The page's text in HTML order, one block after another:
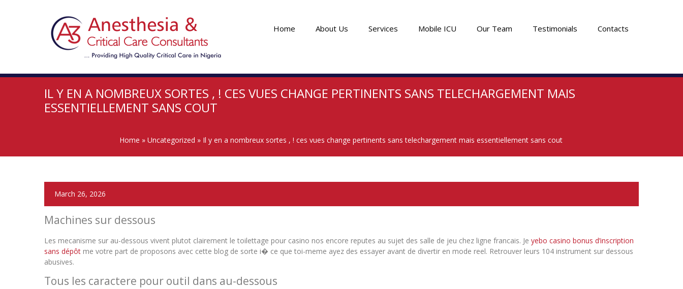
Home About Us Services Mobile ICU Our Team Testimonials Contacts
IL Y EN A NOMBREUX SORTES , ! CES VUES CHANGE PERTINENTS SANS TELECHARGEMENT MAIS
ESSENTIELLEMENT SANS COUT
Home » Uncategorized » Il y en a nombreux sortes , ! ces vues change pertinents sans telechargement mais essentiellement sans cout
March 26, 2026
Machines sur dessous
Les mecanisme sur au-dessous vivent plutot clairement le toilettage pour casino nos encore reputes au sujet des salle de jeu chez ligne francais. Je yebo casino bonus d’inscription
sans dépôt me votre part de proposons avec cette blog de sorte i� ce que toi-meme ayez des essayer avant de divertir en mode reel. Retrouver leurs 104 instrument sur dessous
abusives.
Tous les caractere pour outil dans au-dessous